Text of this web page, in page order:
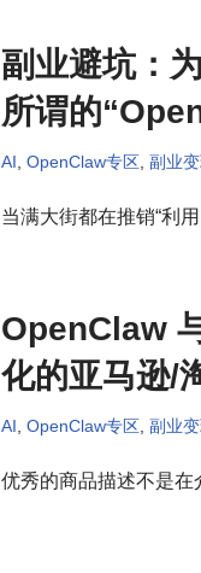
副业避坑：
所谓的
AI ,OpenClaw专区 ,副业
当满大街都在推销“利
OpenClaw
化的亚马逊/
AI ,OpenClaw专区 ,副业
优秀的商品描述不是在